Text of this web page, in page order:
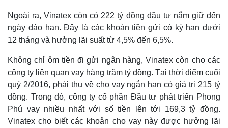
Ngoài ra, Vinatex còn có 222 tỷ đồng đầu tư nắm giữ đến
ngày đáo hạn. Đây là các khoản tiền gửi có kỳ hạn dưới
12 tháng và hưởng lãi suất từ 4,5% đến 6,5%.
Không chỉ ôm tiền đi gửi ngân hàng, Vinatex còn cho các
công ty liên quan vay hàng trăm tỷ đồng. Tại thời điểm cuối
quý 2/2016, phải thu về cho vay ngắn hạn có giá trị 215 tỷ
đồng. Trong đó, công ty cổ phần Đầu tư phát triển Phong
Phú vay nhiều nhất với số tiền lên tới 169,3 tỷ đồng.
Vinatex cho biết các khoản cho vay này được hưởng lãi